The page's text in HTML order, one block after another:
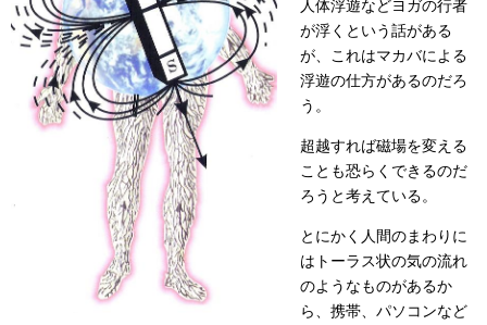
人体浮遊などヨガの行者
が浮くという話がある
が、これはマカバによる
浮遊の仕方があるのだろ
う。
超越すれば磁場を変える
ことも恐らくできるのだ
ろうと考えている。
とにかく人間のまわりに
はトーラス状の気の流れ
のようなものがあるか
ら、携帯、パソコンなど